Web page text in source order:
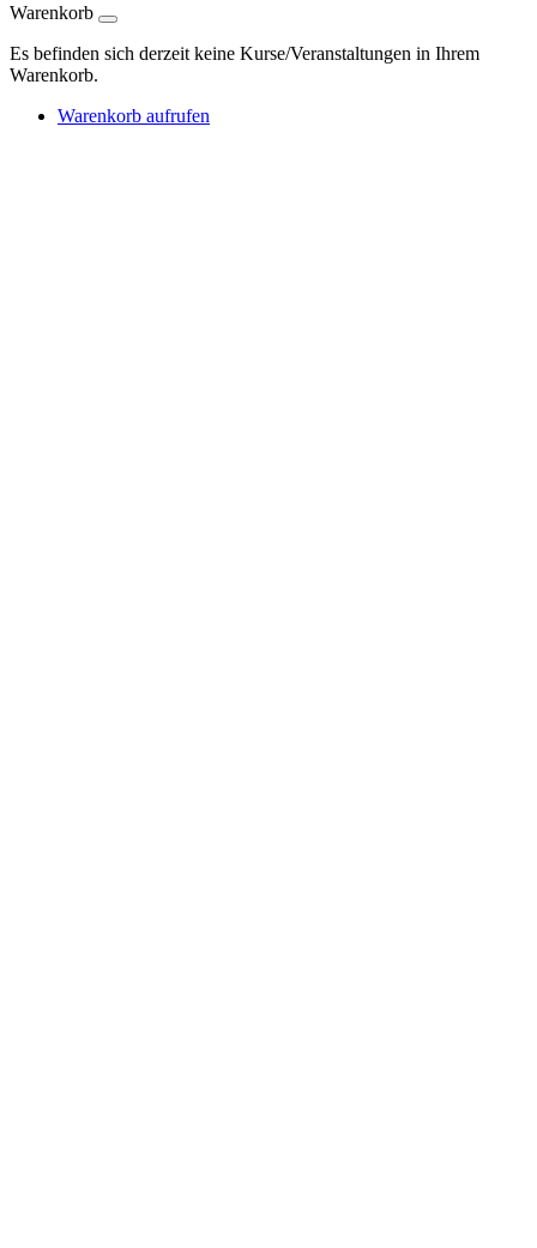
Warenkorb
Es befinden sich derzeit keine Kurse/Veranstaltungen in Ihrem
Warenkorb.
Warenkorb aufrufen